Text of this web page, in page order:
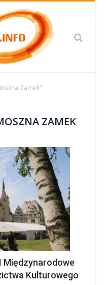
Zamek"
ZAMEK
Międzynarodowe
Kulturowego